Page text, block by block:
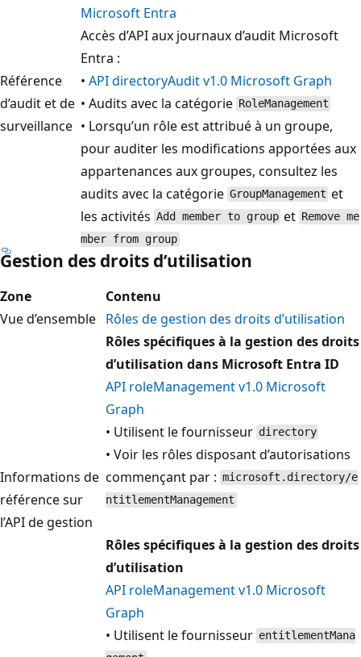
Référence
d’audit et de
surveillance
Microsoft Entra
Accès d’API aux journaux d’audit Microsoft
Entra :
• API directoryAudit v1.0 Microsoft Graph
• Audits avec la catégorie RoleManagement
• Lorsqu’un rôle est attribué à un groupe,
pour auditer les modifications apportées aux
appartenances aux groupes, consultez les
audits avec la catégorie GroupManagement et
les activités Add member to group et Remove me
mber from group
Gestion des droits d’utilisation
Zone
Contenu
Vue d’ensemble Rôles de gestion des droits d’utilisation
Informations de
référence sur
l’API de gestion
Rôles spécifiques à la gestion des droits
d’utilisation dans Microsoft Entra ID
API roleManagement v1.0 Microsoft
Graph
• Utilisent le fournisseur directory
• Voir les rôles disposant d’autorisations
commençant par : microsoft.directory/e
ntitlementManagement
Rôles spécifiques à la gestion des droits
d’utilisation
API roleManagement v1.0 Microsoft
Graph
• Utilisent le fournisseur entitlementMana